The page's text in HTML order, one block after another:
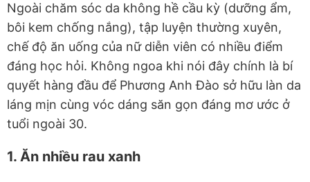
Ngoài chăm sóc da không hề cầu kỳ (dưỡng ẩm,
bôi kem chống nắng), tập luyện thường xuyên,
chế độ ăn uống của nữ diễn viên có nhiều điểm
đáng học hỏi. Không ngoa khi nói đây chính là bí
quyết hàng đầu để Phương Anh Đào sở hữu làn da
láng mịn cùng vóc dáng săn gọn đáng mơ ước ở
tuổi ngoài 30.
1. Ăn nhiều rau xanh